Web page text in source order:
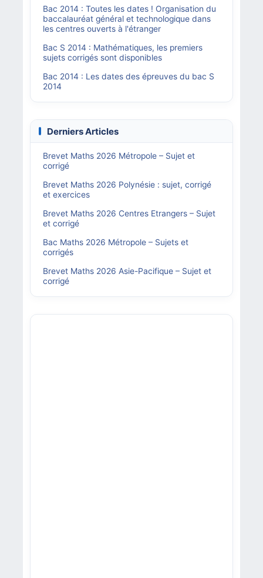
Bac 2014 : Toutes les dates ! Organisation du
baccalauréat général et technologique dans
les centres ouverts à l'étranger
Bac S 2014 : Mathématiques, les premiers
sujets corrigés sont disponibles
Bac 2014 : Les dates des épreuves du bac S
2014
Derniers Articles
Brevet Maths 2026 Métropole – Sujet et
corrigé
Brevet Maths 2026 Polynésie : sujet, corrigé
et exercices
Brevet Maths 2026 Centres Etrangers – Sujet
et corrigé
Bac Maths 2026 Métropole – Sujets et
corrigés
Brevet Maths 2026 Asie-Pacifique – Sujet et
corrigé